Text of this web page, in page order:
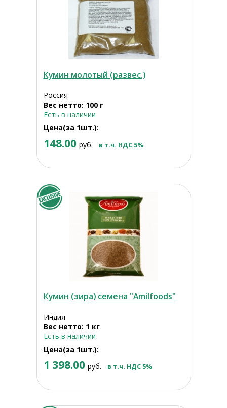
Кумин молотый (развес.)
Россия
Вес нетто: 100 г
Есть в наличии
Цена(за 1шт.):
148.00 руб. в т.ч. НДС 5%
Кумин (зира) семена "Amilfoods"
Индия
Вес нетто: 1 кг
Есть в наличии
Цена(за 1шт.):
1 398.00 руб. в т.ч. НДС 5%